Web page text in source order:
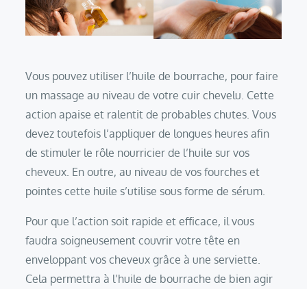
Vous pouvez utiliser l’huile de bourrache, pour faire
un massage au niveau de votre cuir chevelu. Cette
action apaise et ralentit de probables chutes. Vous
devez toutefois l’appliquer de longues heures afin
de stimuler le rôle nourricier de l’huile sur vos
cheveux. En outre, au niveau de vos fourches et
pointes cette huile s’utilise sous forme de sérum.
Pour que l’action soit rapide et efficace, il vous
faudra soigneusement couvrir votre tête en
enveloppant vos cheveux grâce à une serviette.
Cela permettra à l’huile de bourrache de bien agir